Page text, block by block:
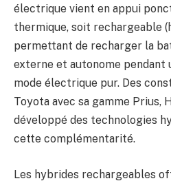
électrique vient en appui
thermique, soit rechargeable
permettant de recharger la
externe et autonome pendant
mode électrique pur. Des
Toyota avec sa gamme Prius,
développé des technologies
cette complémentarité.
Les hybrides rechargeables